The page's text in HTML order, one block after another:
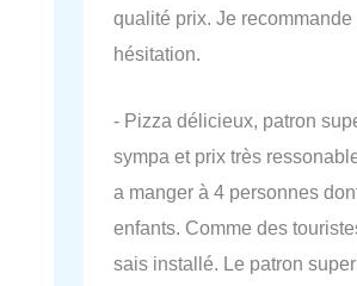
qualité prix. Je recommande
hésitation.
- Pizza délicieux, patron
sympa et prix très
a manger à 4 personnes
enfants. Comme des
sais installé. Le patron